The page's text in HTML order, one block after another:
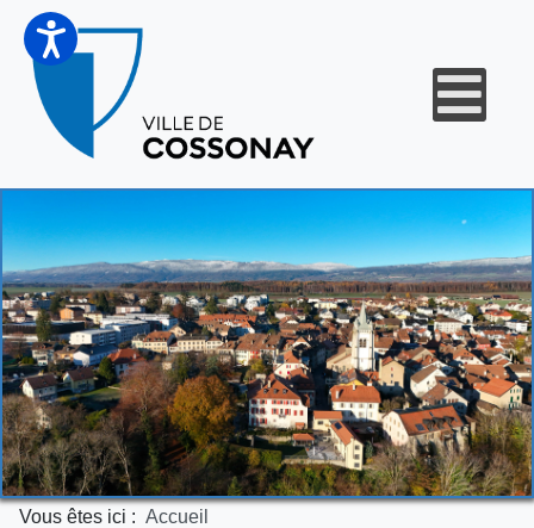
Vous êtes ici : Accueil